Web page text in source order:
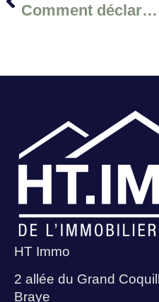
Comment déclarer un bien immobilier aux impôts ? Guide simple
HT Immo
2 allée du Grand
Braye